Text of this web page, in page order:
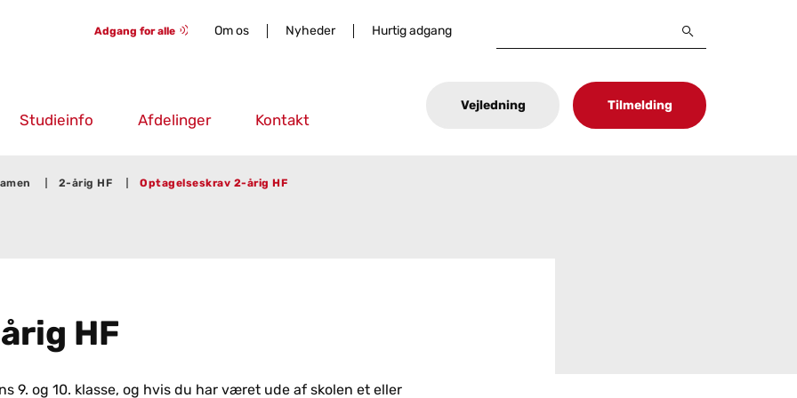
Adgang for alle Om os Nyheder Hurtig adgang
Studieinfo Afdelinger Kontakt
Vejledning Tilmelding
2-årig HF Optagelseskrav 2-årig HF
HF
9. og 10. klasse, og hvis du har været ude af skolen et eller